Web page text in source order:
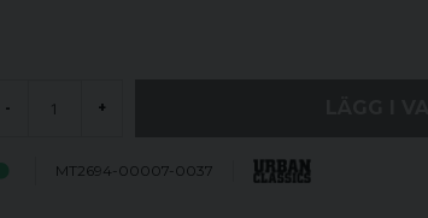
- +
MT2694-00007-0037